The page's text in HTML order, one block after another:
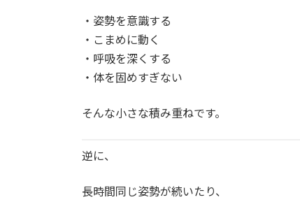
・姿勢を意識する
・こまめに動く
・呼吸を深くする
・体を固めすぎない
そんな小さな積み重ねです。
逆に、
長時間同じ姿勢が続いたり、